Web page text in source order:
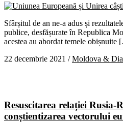
Sfârșitul de an ne-a adus și
publice, desfășurate în Republica
acestea au abordat temele
22 decembrie 2021 /Moldova &
Resuscitarea relației Rusia-
conștientizarea vectorului